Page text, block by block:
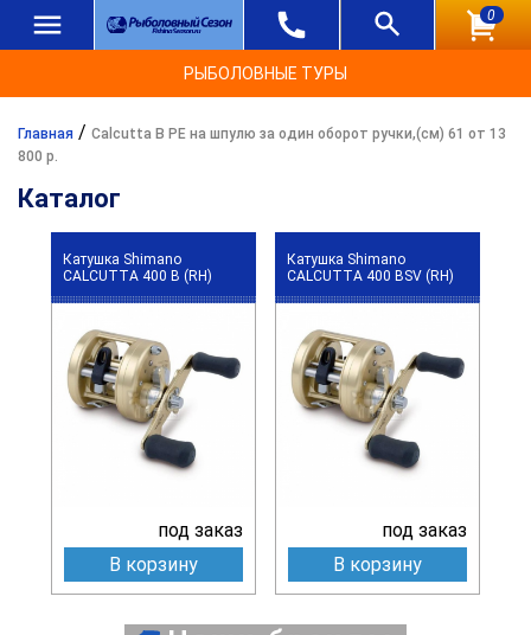
0
РЫБОЛОВНЫЕ ТУРЫ
Главная / Calcutta B PE на шпулю за один оборот ручки,(см) 61 от 13
800 р.
Каталог
Катушка Shimano
CALCUTTA 400 B (RH)
под заказ
В корзину
Катушка Shimano
CALCUTTA 400 BSV (RH)
под заказ
В корзину